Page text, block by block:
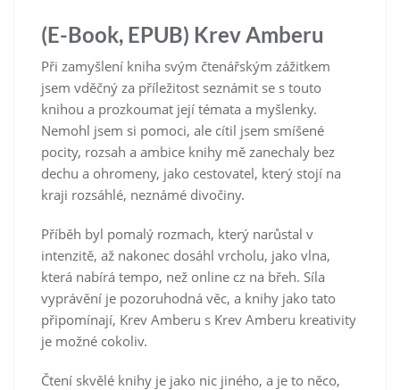
(E-Book, EPUB) Krev Amberu
Při zamyšlení kniha svým čtenářským zážitkem
jsem vděčný za příležitost seznámit se s touto
knihou a prozkoumat její témata a myšlenky.
Nemohl jsem si pomoci, ale cítil jsem smíšené
pocity, rozsah a ambice knihy mě zanechaly bez
dechu a ohromeny, jako cestovatel, který stojí na
kraji rozsáhlé, neznámé divočiny.
Příběh byl pomalý rozmach, který narůstal v
intenzitě, až nakonec dosáhl vrcholu, jako vlna,
která nabírá tempo, než online cz na břeh. Síla
vyprávění je pozoruhodná věc, a knihy jako tato
připomínají, Krev Amberu s Krev Amberu kreativity
je možné cokoliv.
Čtení skvělé knihy je jako nic jiného, a je to něco,